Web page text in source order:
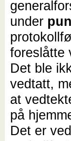
under
foreslåtte
Det ble
vedtatt,
at
på
Det er